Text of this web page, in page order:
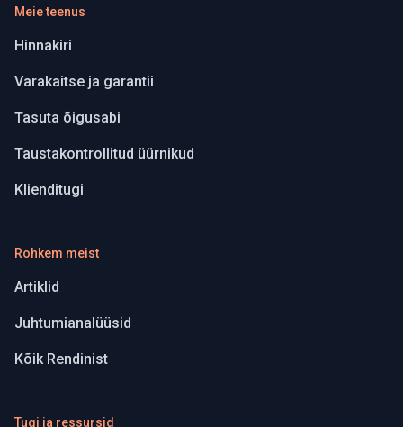
Meie teenus
Hinnakiri
Varakaitse ja garantii
Tasuta õigusabi
Taustakontrollitud üürnikud
Klienditugi
Rohkem meist
Artiklid
Juhtumianalüüsid
Kõik Rendinist
Tugi ja ressursid